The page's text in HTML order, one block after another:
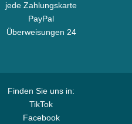
jede Zahlungskarte
PayPal
Überweisungen 24
Finden Sie uns in:
TikTok
Facebook